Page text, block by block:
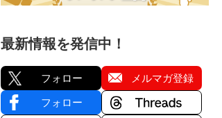
最新情報を発信中！
フォロー メルマガ登録
フォロー